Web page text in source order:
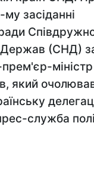
засіданні
(СНД)
міністр
який
служба